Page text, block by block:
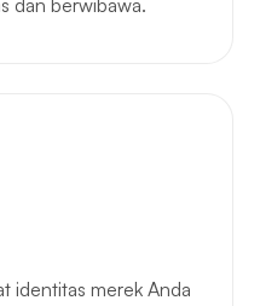
dan berwibawa.
identitas merek Anda